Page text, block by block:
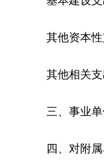
其他资本
其他相关
三、事业
四、对附